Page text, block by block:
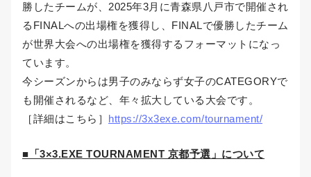
勝したチームが、2025年3月に青森県八戸市で開催され
るFINALへの出場権を獲得し、FINALで優勝したチーム
が世界大会への出場権を獲得するフォーマットになっ
ています。
今シーズンからは男子のみならず女子のCATEGORYで
も開催されるなど、年々拡大している大会です。
［詳細はこちら］ https://3x3exe.com/tournament/
■「3×3.EXE TOURNAMENT 京都予選」について